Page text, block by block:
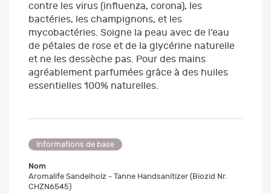
contre les virus (influenza, corona), les
bactéries, les champignons, et les
mycobactéries. Soigne la peau avec de l’eau
de pétales de rose et de la glycérine naturelle
et ne les dessèche pas. Pour des mains
agréablement parfumées grâce à des huiles
essentielles 100% naturelles.
Informations de base
Nom
Aromalife Sandelholz - Tanne Handsanitizer (Biozid Nr.
CHZN6545)